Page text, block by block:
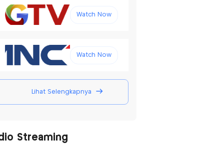
Watch Now
Watch Now
Lihat Selengkapnya
Streaming